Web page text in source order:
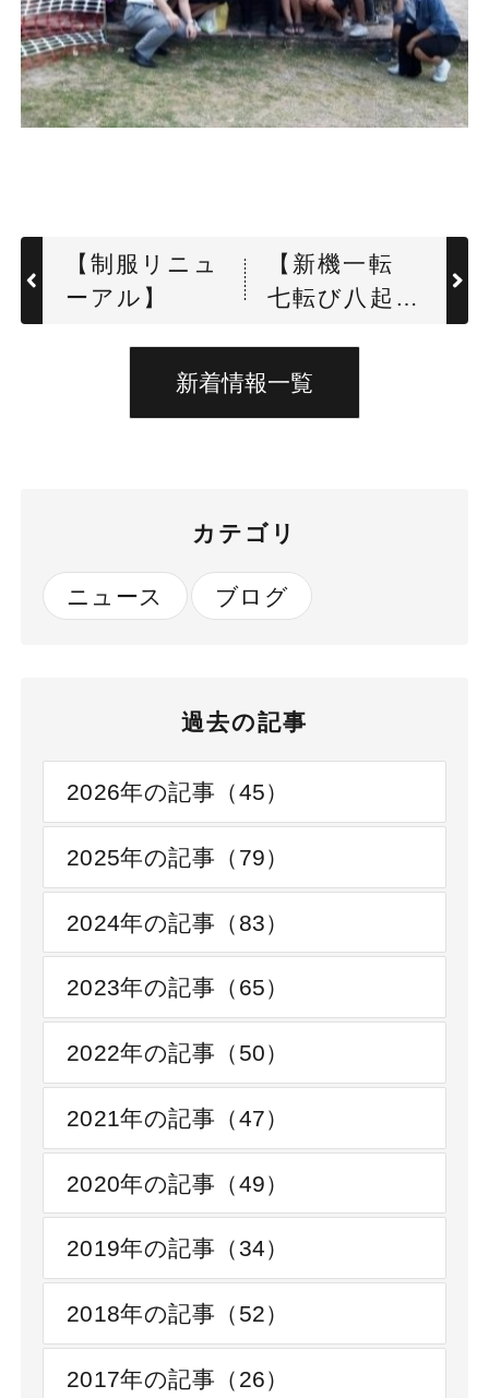
【制服リニュ
ーアル】
【新機一転
七転び八起
新着情報一覧
カテゴリ
ニュース ブログ
過去の記事
2026年の記事（45）
2025年の記事（79）
2024年の記事（83）
2023年の記事（65）
2022年の記事（50）
2021年の記事（47）
2020年の記事（49）
2019年の記事（34）
2018年の記事（52）
2017年の記事（26）